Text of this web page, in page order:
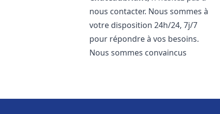
nous contacter. Nous sommes à
votre disposition 24h/24, 7j/7
pour répondre à vos besoins.
Nous sommes convaincus